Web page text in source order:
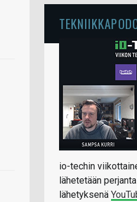
io-techin
lähetetään
lähetyksenä